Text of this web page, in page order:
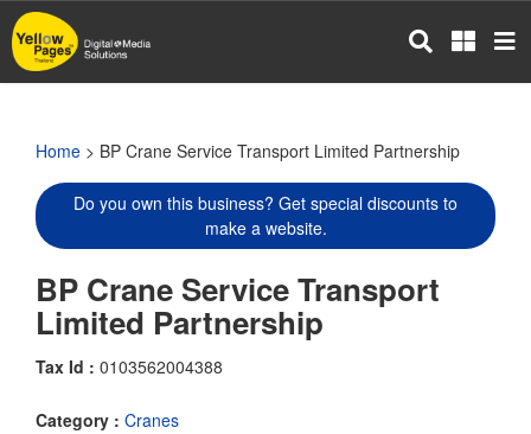
Skip
to
main
Home > BP Crane Service Transport Limited Partnership
Do you own this business? Get special discounts to
make a website.
BP Crane Service Transport
Limited Partnership
Tax Id : 0103562004388
Category : Cranes